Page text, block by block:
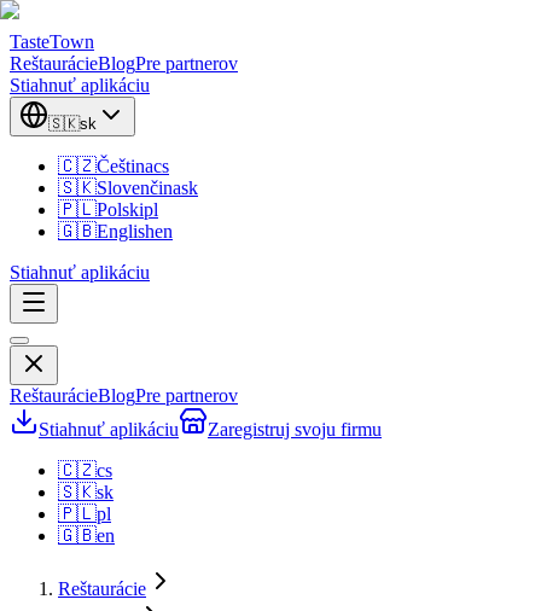
TasteTown
ReštaurácieBlogPre partnerov
Stiahnuť aplikáciu
🇸🇰sk
🇨🇿Češtinacs
🇸🇰Slovenčinask
🇵🇱Polskipl
🇬🇧Englishen
Stiahnuť aplikáciu
ReštaurácieBlogPre partnerov
Stiahnuť aplikáciu
Zaregistruj svoju firmu
🇨🇿cs
🇸🇰sk
🇵🇱pl
🇬🇧en
Reštaurácie